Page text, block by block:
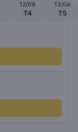
12/08
T4
13/08
T5